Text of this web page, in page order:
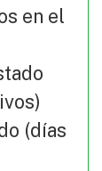
en el
(días